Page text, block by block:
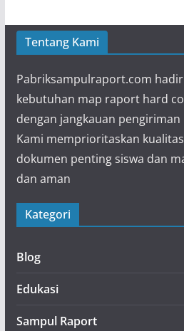
Tentang Kami
Pabriksampulraport.com
kebutuhan map raport hard
dengan jangkauan
Kami memprioritaskan
dokumen penting siswa dan
dan aman
Kategori
Blog
Edukasi
Sampul Raport